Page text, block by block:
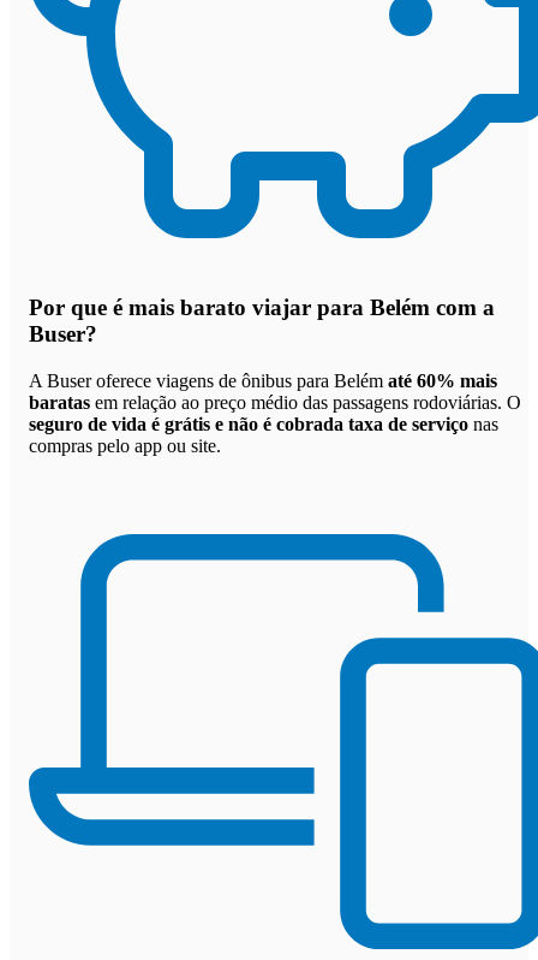
Por que é mais barato viajar para Belém com a
Buser?
A Buser oferece viagens de ônibus para Belém até 60% mais
baratas em relação ao preço médio das passagens rodoviárias. O
seguro de vida é grátis e não é cobrada taxa de serviço nas
compras pelo app ou site.